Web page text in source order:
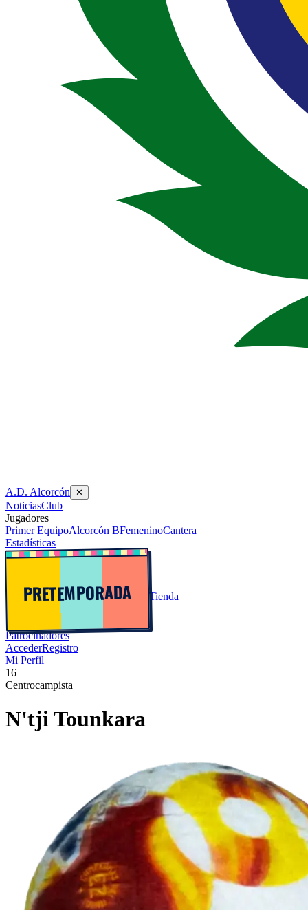
A.D. Alcorcón ✕
NoticiasClub
Jugadores
Primer EquipoAlcorcón BFemeninoCantera
Estadísticas
PRETEMPORADA Tienda
Patrocinadores
AccederRegistro
Mi Perfil
16
Centrocampista
N'tji Tounkara